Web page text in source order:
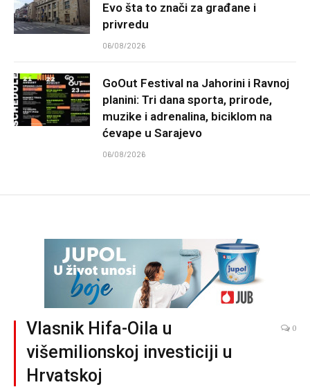
Evo šta to znači za građane i
privredu
06/08/2026
GoOut Festival na Jahorini i Ravnoj
planini: Tri dana sporta, prirode,
muzike i adrenalina, biciklom na
ćevape u Sarajevo
06/08/2026
Vlasnik Hifa-Oila u
višemilionskoj investiciji u
Hrvatskoj
0